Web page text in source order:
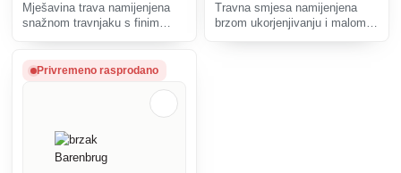
Mješavina trava namijenjena
snažnom travnjaku s finim
brzo se oporaviti.
Travna smjesa namijenjena
brzom ukorjenjivanju i malom
Privremeno rasprodano